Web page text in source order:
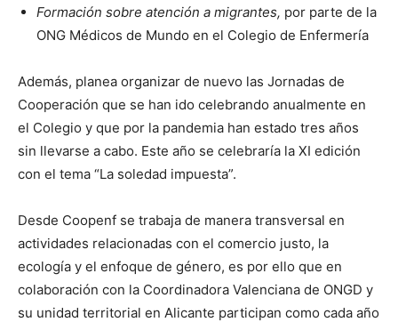
Formación sobre atención a migrantes, por parte de la
ONG Médicos de Mundo en el Colegio de Enfermería
Además, planea organizar de nuevo las Jornadas de
Cooperación que se han ido celebrando anualmente en
el Colegio y que por la pandemia han estado tres años
sin llevarse a cabo. Este año se celebraría la XI edición
con el tema “La soledad impuesta”.
Desde Coopenf se trabaja de manera transversal en
actividades relacionadas con el comercio justo, la
ecología y el enfoque de género, es por ello que en
colaboración con la Coordinadora Valenciana de ONGD y
su unidad territorial en Alicante participan como cada año